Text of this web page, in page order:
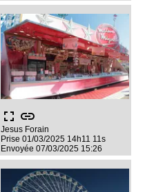
fullscreen link
Jesus Forain
Prise 01/03/2025 14h11 11s
Envoyée 07/03/2025 15:26